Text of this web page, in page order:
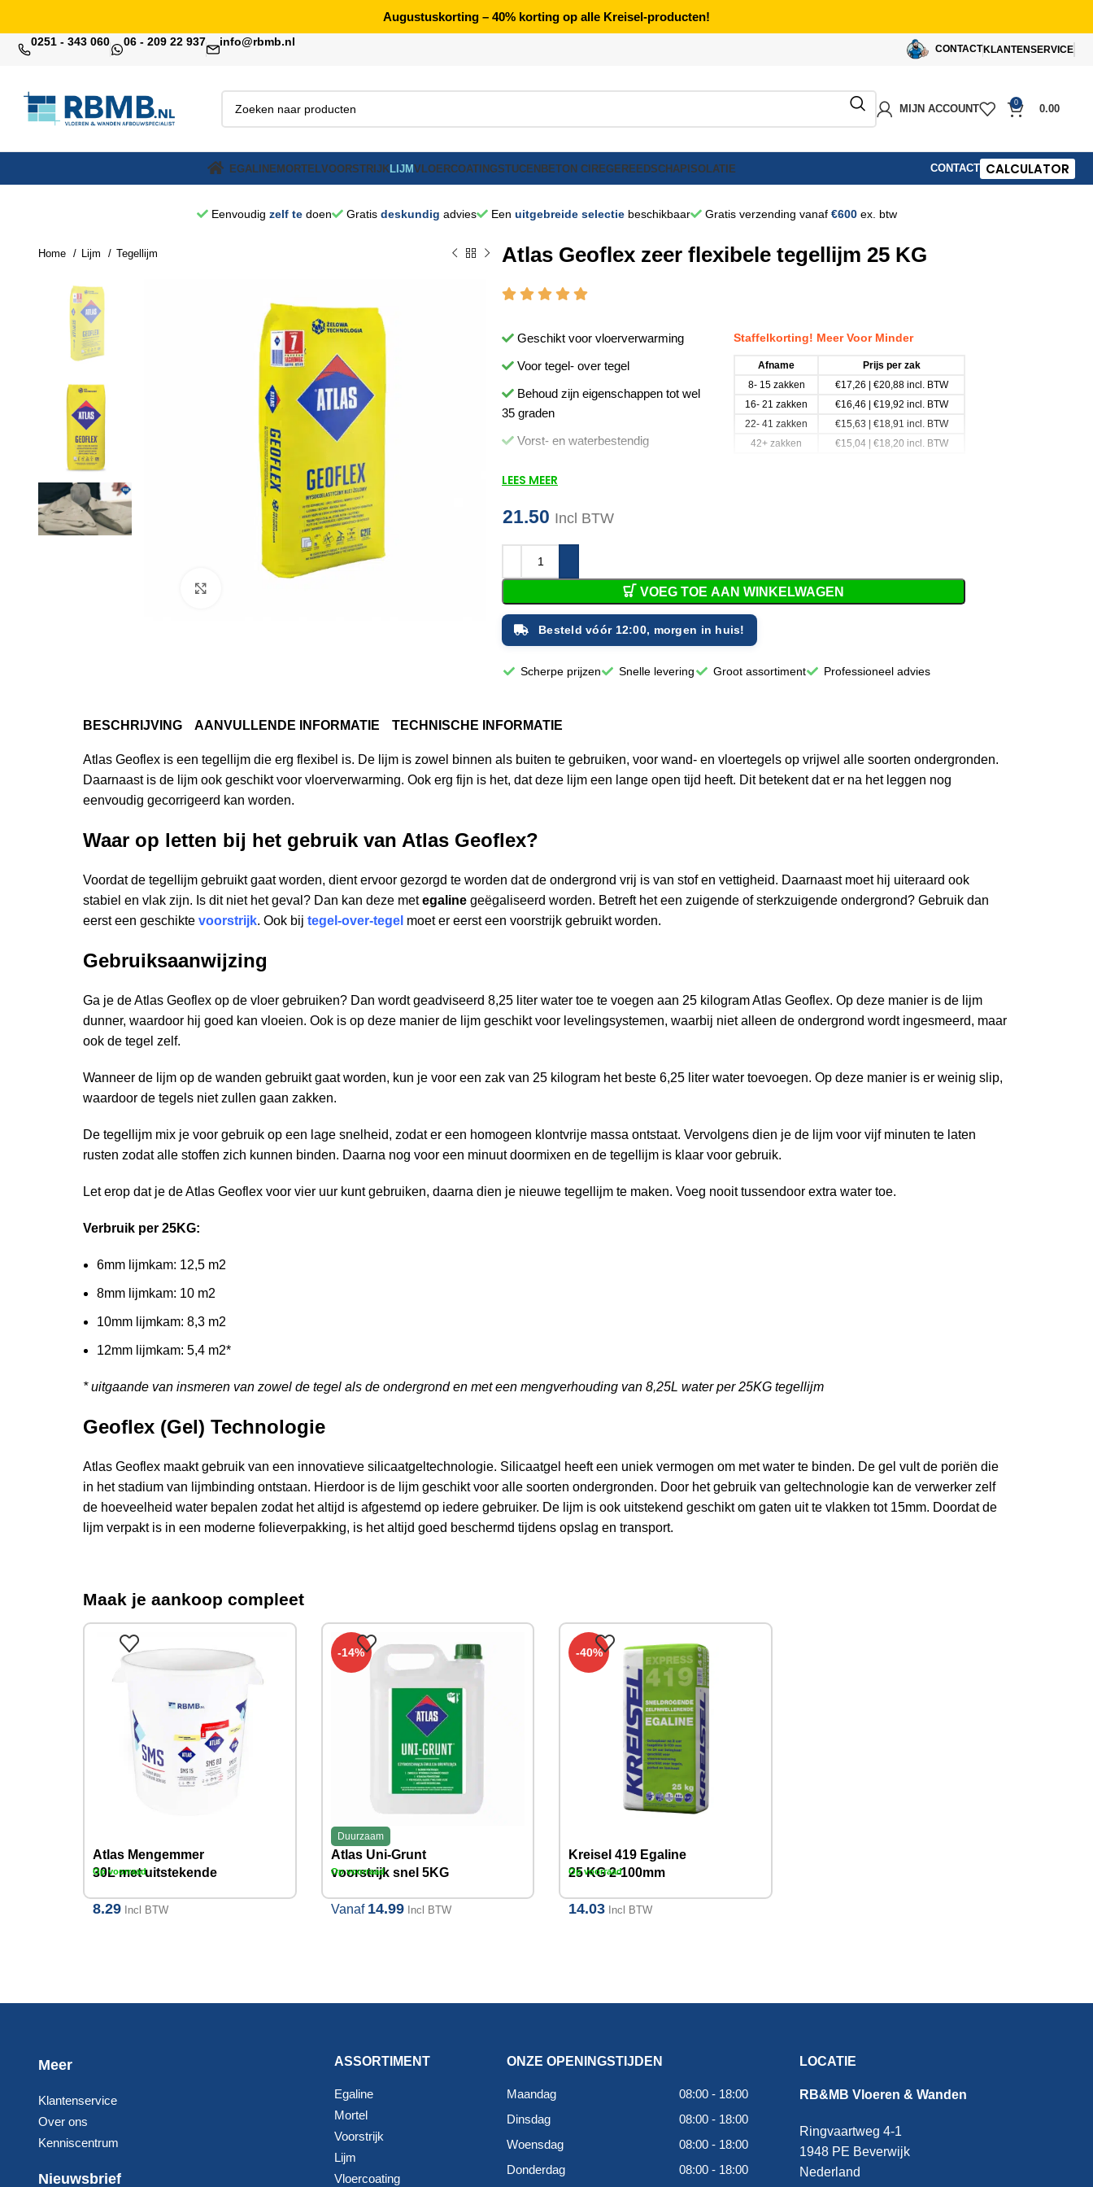
Augustuskorting – 40% korting op alle Kreisel-producten!
0251 - 343 060 06 - 209 22 937 info@rbmb.nl
CONTACT KLANTENSERVICE
MIJN ACCOUNT
0
0.00
EGALINEMORTELVOORSTRIJKLIJMVLOERCOATINGSTUCENBETON CIREGEREEDSCHAPISOLATIE CONTACT CALCULATOR
Eenvoudig zelf tedoen Gratis deskundig advies Een uitgebreide selectiebeschikbaar Gratis verzending vanaf €600ex. btw
Home Lijm Tegellijm Atlas Geoflex zeer flexibele tegellijm 25 KG
Geschikt voor vloerverwarming
Voor tegel- over tegel
Behoud zijn eigenschappen tot wel
35 graden
Vorst- en waterbestendig
Verpakt in een moderne
folieverpakking
Staffelkorting! Meer Voor Minder
Afname
Prijs per zak
8- 15 zakken
€17,26 | €20,88 incl. BTW
16- 21 zakken
€16,46 | €19,92 incl. BTW
22- 41 zakken
€15,63 | €18,91 incl. BTW
42+ zakken
€15,04 | €18,20 incl. BTW
Vóór 12:00 besteld, volgende werkdag in huis!
LEES MEER
21.50 Incl BTW
VOEG TOE AAN WINKELWAGEN
Besteld vóór 12:00, morgen in huis!
Scherpe prijzen Snelle levering Groot assortiment Professioneel advies
BESCHRIJVING AANVULLENDE INFORMATIE TECHNISCHE INFORMATIE
Atlas Geoflex is een tegellijm die erg flexibel is. De lijm is zowel binnen als buiten te gebruiken, voor wand- en vloertegels op vrijwel alle soorten ondergronden.
Daarnaast is de lijm ook geschikt voor vloerverwarming. Ook erg fijn is het, dat deze lijm een lange open tijd heeft. Dit betekent dat er na het leggen nog
eenvoudig gecorrigeerd kan worden.
Waar op letten bij het gebruik van Atlas Geoflex?
Voordat de tegellijm gebruikt gaat worden, dient ervoor gezorgd te worden dat de ondergrond vrij is van stof en vettigheid. Daarnaast moet hij uiteraard ook
stabiel en vlak zijn. Is dit niet het geval? Dan kan deze metegaline geëgaliseerd worden. Betreft het een zuigende of sterkzuigende ondergrond? Gebruik dan
eerst een geschikte voorstrijk. Ook bij tegel-over-tegel moet er eerst een voorstrijk gebruikt worden.
Gebruiksaanwijzing
Ga je de Atlas Geoflex op de vloer gebruiken? Dan wordt geadviseerd 8,25 liter water toe te voegen aan 25 kilogram Atlas Geoflex. Op deze manier is de lijm
dunner, waardoor hij goed kan vloeien. Ook is op deze manier de lijm geschikt voor levelingsystemen, waarbij niet alleen de ondergrond wordt ingesmeerd, maar
ook de tegel zelf.
Wanneer de lijm op de wanden gebruikt gaat worden, kun je voor een zak van 25 kilogram het beste 6,25 liter water toevoegen. Op deze manier is er weinig slip,
waardoor de tegels niet zullen gaan zakken.
De tegellijm mix je voor gebruik op een lage snelheid, zodat er een homogeen klontvrije massa ontstaat. Vervolgens dien je de lijm voor vijf minuten te laten
rusten zodat alle stoffen zich kunnen binden. Daarna nog voor een minuut doormixen en de tegellijm is klaar voor gebruik.
Let erop dat je de Atlas Geoflex voor vier uur kunt gebruiken, daarna dien je nieuwe tegellijm te maken. Voeg nooit tussendoor extra water toe.
Verbruik per 25KG:
6mm lijmkam: 12,5 m2
8mm lijmkam: 10 m2
10mm lijmkam: 8,3 m2
12mm lijmkam: 5,4 m2*
* uitgaande van insmeren van zowel de tegel als de ondergrond en met een mengverhouding van 8,25L water per 25KG tegellijm
Geoflex (Gel) Technologie
Atlas Geoflex maakt gebruik van een innovatieve silicaatgeltechnologie. Silicaatgel heeft een uniek vermogen om met water te binden. De gel vult de poriën die
in het stadium van lijmbinding ontstaan. Hierdoor is de lijm geschikt voor alle soorten ondergronden. Door het gebruik van geltechnologie kan de verwerker zelf
de hoeveelheid water bepalen zodat het altijd is afgestemd op iedere gebruiker. De lijm is ook uitstekend geschikt om gaten uit te vlakken tot 15mm. Doordat de
lijm verpakt is in een moderne folieverpakking, is het altijd goed beschermd tijdens opslag en transport.
Maak je aankoop compleet
Atlas Mengemmer
30L met uitstekende
8.29 Incl BTW
Op voorraad
-14%
Duurzaam
Atlas Uni-Grunt
voorstrijk snel 5KG
Vanaf14.99 Incl BTW
Op voorraad
-40%
Kreisel 419 Egaline
25 KG 2-100mm
14.03 Incl BTW
Op voorraad
Meer
Klantenservice
Over ons
Kenniscentrum
Nieuwsbrief
ASSORTIMENT
Egaline
Mortel
Voorstrijk
Lijm
Vloercoating
ONZE OPENINGSTIJDEN
Maandag
08:00 - 18:00
Dinsdag
08:00 - 18:00
Woensdag
08:00 - 18:00
Donderdag
08:00 - 18:00
LOCATIE
RB&MB Vloeren & Wanden
Ringvaartweg 4-1
1948 PE Beverwijk
Nederland